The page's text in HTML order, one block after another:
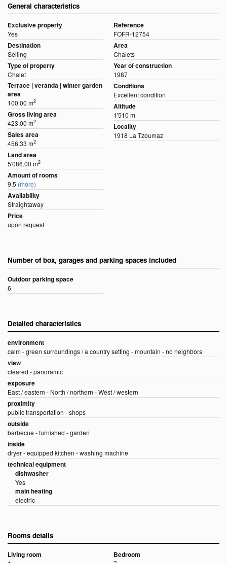
General characteristics
Exclusive property
Yes
Destination
Selling
Type of property
Chalet
Terrace | veranda | winter garden
area
100.00 m2
Gross living area
423.00 m2
Sales area
456.33 m2
Land area
5'086.00 m2
Amount of rooms
9.5 (more)
Availability
Straightaway
Price
upon request
Reference
FOFR-12754
Area
Chalets
Year of construction
1987
Conditions
Excellent condition
Altitude
1'510 m
Locality
1918 La Tzoumaz
Number of box, garages and parking spaces included
Outdoor parking space
6
Detailed characteristics
environment
calm - green surroundings / a country setting - mountain - no neighbors
view
cleared - panoramic
exposure
East / eastern - North / northern - West / western
proximity
public transportation - shops
outside
barbecue - furnished - garden
inside
dryer - equipped kitchen - washing machine
technical equipment
dishwasher
Yes
main heating
electric
Rooms details
Living room Bedroom